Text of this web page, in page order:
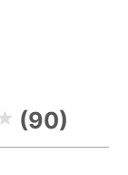
(90)